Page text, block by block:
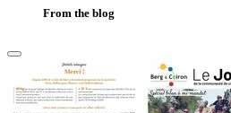
From the blog